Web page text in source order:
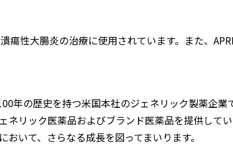
瘍性大腸炎の治療に使用されています。また、
年の歴史を持つ米国本社のジェネリック製薬企
ネリック医薬品およびブランド医薬品を提供して
いて、さらなる成長を図ってまいります。